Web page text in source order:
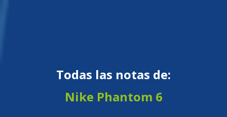
Todas las notas de:
Nike Phantom 6